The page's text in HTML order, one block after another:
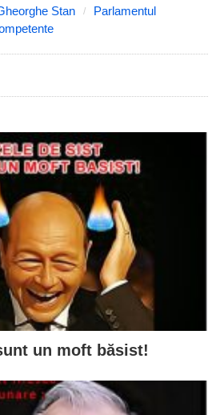
Stan
Parlamentul
un moft băsist!